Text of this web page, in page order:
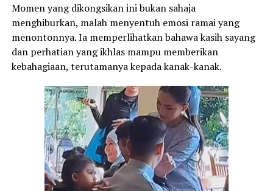
Momen yang dikongsikan ini bukan sahaja
menghiburkan, malah menyentuh emosi ramai yang
menontonnya. Ia memperlihatkan bahawa kasih sayang
dan perhatian yang ikhlas mampu memberikan
kebahagiaan, terutamanya kepada kanak-kanak.